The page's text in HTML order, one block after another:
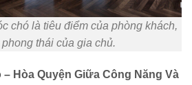
chó là tiêu điểm của phòng khách,
thái của gia chủ.
– Hòa Quyện Giữa Công Năng Và